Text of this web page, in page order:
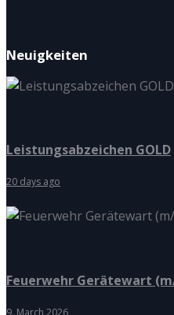
Neuigkeiten
Leistungsabzeichen GOLD
20 days ago
Feuerwehr Gerätewart